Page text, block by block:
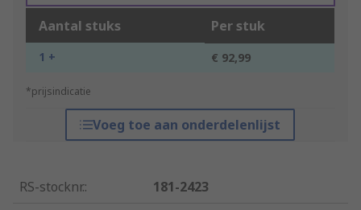
Aantal stuks Per stuk
1 + € 92,99
*prijsindicatie
Voeg toe aan onderdelenlijst
RS-stocknr.:
181-2423